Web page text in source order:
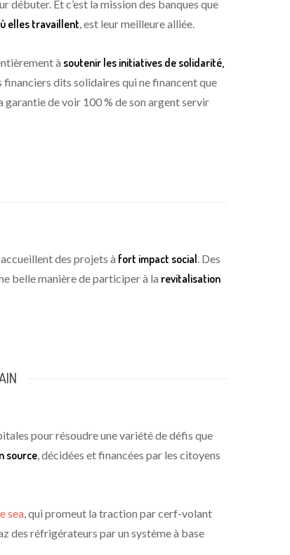
débuter. Et c’est la mission des banques que
elles travaillent, est leur meilleure alliée.
à soutenir les initiatives de solidarité,
dits solidaires qui ne financent que
garantie de voir 100 % de son argent servir
accueillent des projets à fort impact social. Des
belle manière de participer à la revitalisation
pour résoudre une variété de défis que
source, décidées et financées par les citoyens
sea, qui promeut la traction par cerf-volant
des réfrigérateurs par un système à base